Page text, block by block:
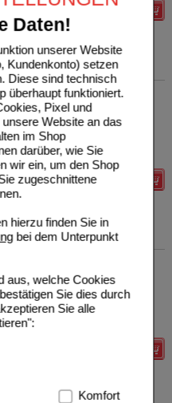
Daten!
unserer Website
Kundenkonto) setzen
Diese sind technisch
überhaupt funktioniert.
Pixel und
Website an das
im Shop
darüber, wie Sie
wir ein, um den Shop
zugeschnittene
hierzu finden Sie in
bei dem Unterpunkt
aus, welche Cookies
Sie dies durch
Sie alle
handelt es sich um
Komfort
UVP**
Unser Preis*
Sie sparen
Details
UVP** 69,95 €
Unser Preis *
Sie sparen